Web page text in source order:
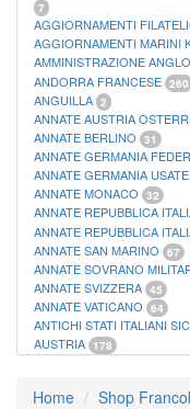
7
AGGIORNAMENTI
AGGIORNAMENTI MARINI
AMMINISTRAZIONE
ANDORRA FRANCESE 260
ANGUILLA 2
ANNATE AUSTRIA
ANNATE BERLINO 31
ANNATE GERMANIA
ANNATE GERMANIA USATE
ANNATE MONACO 32
ANNATE REPUBBLICA
ANNATE REPUBBLICA
ANNATE SAN MARINO 67
ANNATE SOVRANO
ANNATE SVIZZERA 45
ANNATE VATICANO 64
ANTICHI STATI ITALIANI
AUSTRIA 178
CASTELROSSO 10
Home Shop